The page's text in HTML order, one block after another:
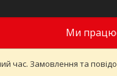
Ми
час. Замовлення та